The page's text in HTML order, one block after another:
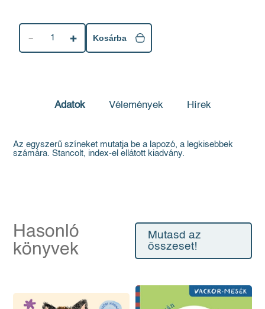
1 Kosárba
Adatok Vélemények Hírek
Az egyszerű színeket mutatja be a lapozó, a legkisebbek
számára. Stancolt, index-el ellátott kiadvány.
Hasonló
könyvek
Mutasd az
összeset!